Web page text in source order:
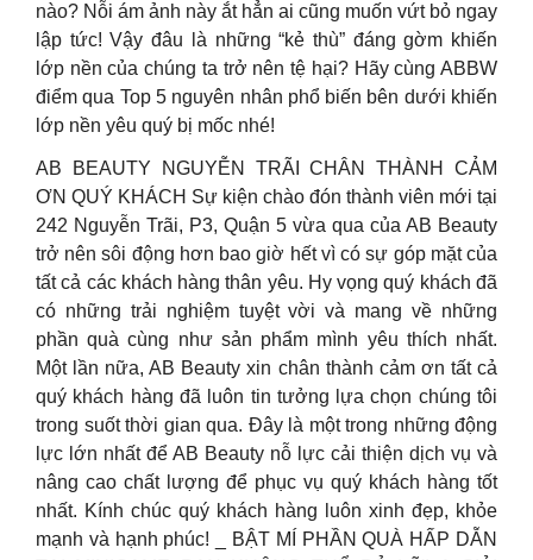
nào? Nỗi ám ảnh này ắt hẳn ai cũng muốn vứt bỏ ngay
lập tức! Vậy đâu là những “kẻ thù” đáng gờm khiến
lớp nền của chúng ta trở nên tệ hại? Hãy cùng ABBW
điểm qua Top 5 nguyên nhân phổ biến bên dưới khiến
lớp nền yêu quý bị mốc nhé!
AB BEAUTY NGUYỄN TRÃI CHÂN THÀNH CẢM
ƠN QUÝ KHÁCH Sự kiện chào đón thành viên mới tại
242 Nguyễn Trãi, P3, Quận 5 vừa qua của AB Beauty
trở nên sôi động hơn bao giờ hết vì có sự góp mặt của
tất cả các khách hàng thân yêu. Hy vọng quý khách đã
có những trải nghiệm tuyệt vời và mang về những
phần quà cùng như sản phẩm mình yêu thích nhất.
Một lần nữa, AB Beauty xin chân thành cảm ơn tất cả
quý khách hàng đã luôn tin tưởng lựa chọn chúng tôi
trong suốt thời gian qua. Đây là một trong những động
lực lớn nhất để AB Beauty nỗ lực cải thiện dịch vụ và
nâng cao chất lượng để phục vụ quý khách hàng tốt
nhất. Kính chúc quý khách hàng luôn xinh đẹp, khỏe
mạnh và hạnh phúc! _ BẬT MÍ PHẦN QUÀ HẤP DẪN